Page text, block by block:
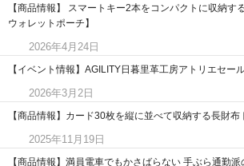
【商品情報】 スマートキー2本をコンパクトに収納す
ウォレットポーチ】
2026年4月24日
【イベント情報】AGILITY日暮里革工房アトリエセー
2026年3月2日
【商品情報】カード30枚を縦に並べて収納する長財
2025年11月19日
【商品情報】満員電車でもかさばらない 手ぶら通勤